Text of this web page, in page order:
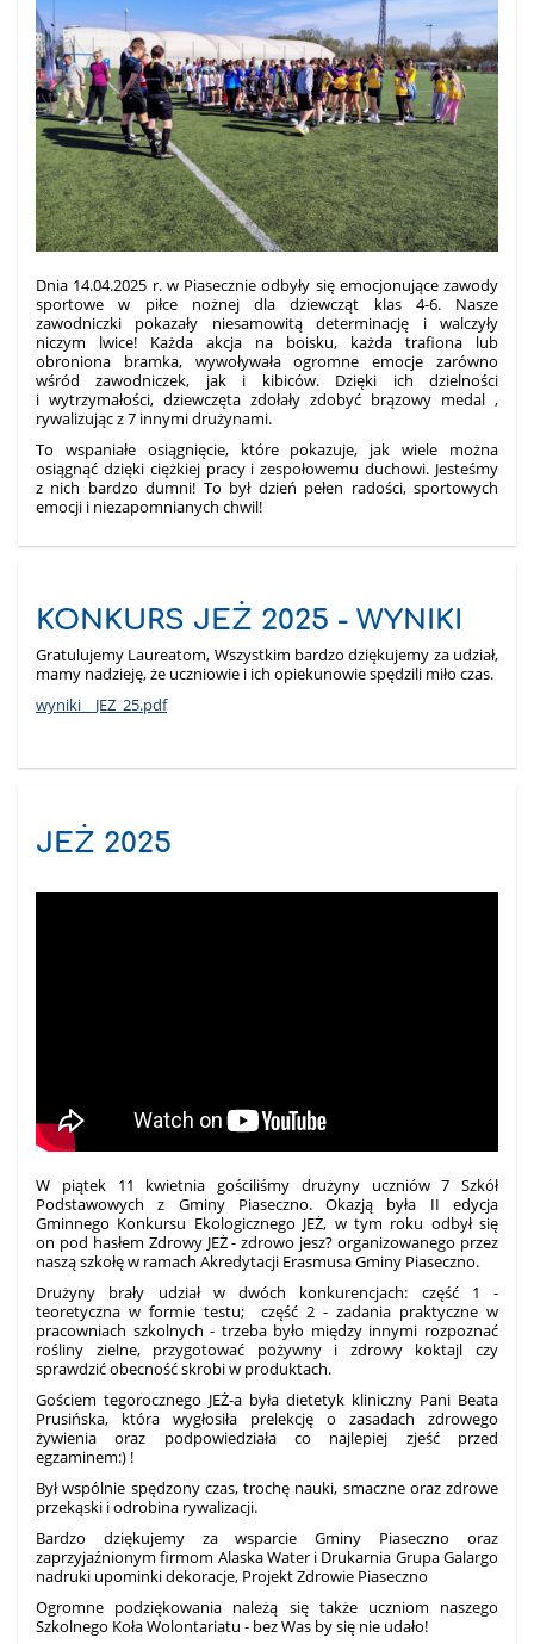
Dnia 14.04.2025 r. w Piasecznie odbyły się emocjonujące zawody
sportowe w piłce nożnej dla dziewcząt klas 4-6. Nasze
zawodniczki pokazały niesamowitą determinację i walczyły
niczym lwice! Każda akcja na boisku, każda trafiona lub
obroniona bramka, wywoływała ogromne emocje zarówno
wśród zawodniczek, jak i kibiców. Dzięki ich dzielności
i wytrzymałości, dziewczęta zdołały zdobyć brązowy medal ,
rywalizując z 7 innymi drużynami.
To wspaniałe osiągnięcie, które pokazuje, jak wiele można
osiągnąć dzięki ciężkiej pracy i zespołowemu duchowi. Jesteśmy
z nich bardzo dumni! To był dzień pełen radości, sportowych
emocji i niezapomnianych chwil!
KONKURS JEŻ 2025 - WYNIKI
Gratulujemy Laureatom, Wszystkim bardzo dziękujemy za udział,
mamy nadzieję, że uczniowie i ich opiekunowie spędzili miło czas.
wyniki__JEZ_25.pdf
JEŻ 2025
W piątek 11 kwietnia gościliśmy drużyny uczniów 7 Szkół
Podstawowych z Gminy Piaseczno. Okazją była II edycja
Gminnego Konkursu Ekologicznego JEŻ, w tym roku odbył się
on pod hasłem Zdrowy JEŻ - zdrowo jesz? organizowanego przez
naszą szkołę w ramach Akredytacji Erasmusa Gminy Piaseczno.
Drużyny brały udział w dwóch konkurencjach: część 1 -
teoretyczna w formie testu; część 2 - zadania praktyczne w
pracowniach szkolnych - trzeba było między innymi rozpoznać
rośliny zielne, przygotować pożywny i zdrowy koktajl czy
sprawdzić obecność skrobi w produktach.
Gościem tegorocznego JEŻ-a była dietetyk kliniczny Pani Beata
Prusińska, która wygłosiła prelekcję o zasadach zdrowego
żywienia oraz podpowiedziała co najlepiej zjeść przed
egzaminem:) !
Był wspólnie spędzony czas, trochę nauki, smaczne oraz zdrowe
przekąski i odrobina rywalizacji.
Bardzo dziękujemy za wsparcie Gminy Piaseczno oraz
zaprzyjaźnionym firmom Alaska Water i Drukarnia Grupa Galargo
nadruki upominki dekoracje, Projekt Zdrowie Piaseczno
Ogromne podziękowania należą się także uczniom naszego
Szkolnego Koła Wolontariatu - bez Was by się nie udało!